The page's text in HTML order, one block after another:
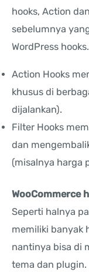
hooks, Action
sebelumnya
WordPress hooks.
Action Hooks
khusus di
dijalankan).
Filter Hooks
dan
(misalnya harga
WooCommerce
Seperti halnya
memiliki banyak
nantinya bisa di
tema dan